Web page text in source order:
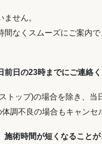
せん。
なくスムーズにご案内
前日の23時までにご連絡
トップ)の場合を除き、当
調不良の場合もキャンセ
施術時間が短くなること